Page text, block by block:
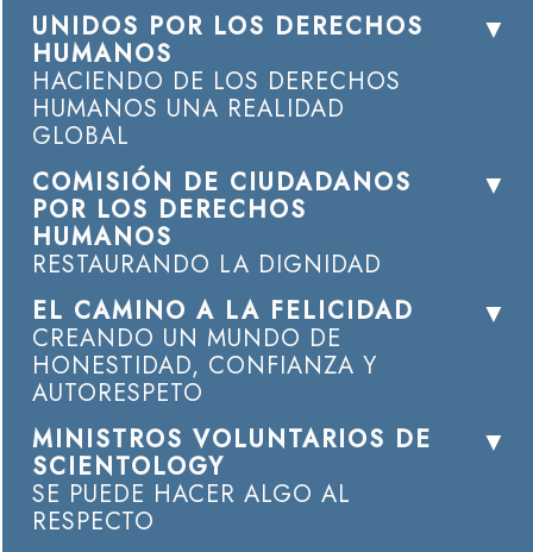
UNIDOS POR LOS DERECHOS
HUMANOS
HACIENDO DE LOS DERECHOS
HUMANOS UNA REALIDAD
GLOBAL
COMISIÓN DE CIUDADANOS
POR LOS DERECHOS
HUMANOS
RESTAURANDO LA DIGNIDAD
EL CAMINO A LA FELICIDAD
CREANDO UN MUNDO DE
HONESTIDAD, CONFIANZA Y
AUTORESPETO
MINISTROS VOLUNTARIOS DE
SCIENTOLOGY
SE PUEDE HACER ALGO AL
RESPECTO